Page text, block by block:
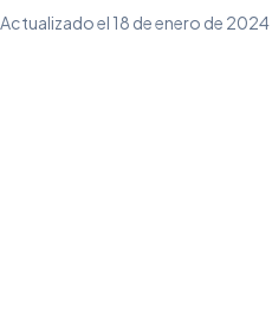
Actualizado el 18 de enero de 2024